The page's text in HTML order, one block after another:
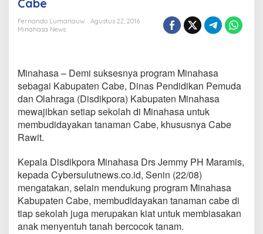
P
a
m
K
a
b
u
e
n
C
a
b
e
,
Cabe
Fernando Lumanauw
Agustus 22, 2016
Minahasa News
Minahasa – Demi suksesnya program Minahasa
sebagai Kabupaten Cabe, Dinas Pendidikan Pemuda
dan Olahraga (Disdikpora) Kabupaten Minahasa
mewajibkan setiap sekolah di Minahasa untuk
membudidayakan tanaman Cabe, khususnya Cabe
Rawit.
Kepala Disdikpora Minahasa Drs Jemmy PH Maramis,
kepada Cybersulutnews.co.id, Senin (22/08)
mengatakan, selain mendukung program Minahasa
Kabupaten Cabe, membudidayakan tanaman cabe di
tiap sekolah juga merupakan kiat untuk membiasakan
anak menyentuh tanah bercocok tanam.